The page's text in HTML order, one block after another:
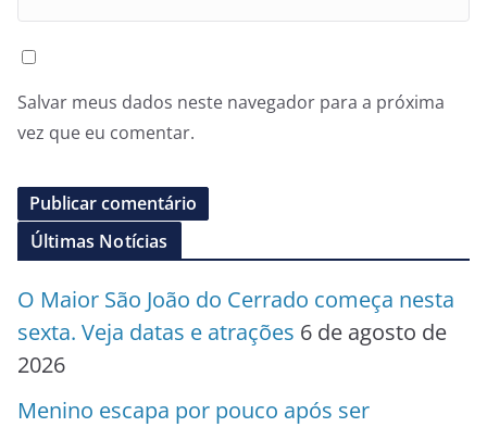
Salvar meus dados neste navegador para a próxima
vez que eu comentar.
Últimas Notícias
O Maior São João do Cerrado começa nesta
sexta. Veja datas e atrações 6 de agosto de
2026
Menino escapa por pouco após ser